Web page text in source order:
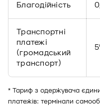
Благодійність
Транспортні
платежі
(громадський
транспорт)
* Тариф з одержувача
платежів: термінали